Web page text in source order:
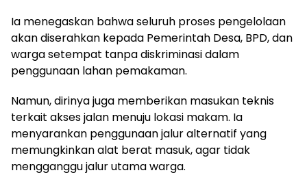
Ia menegaskan bahwa seluruh proses pengelolaan
akan diserahkan kepada Pemerintah Desa, BPD, dan
warga setempat tanpa diskriminasi dalam
penggunaan lahan pemakaman.
Namun, dirinya juga memberikan masukan teknis
terkait akses jalan menuju lokasi makam. Ia
menyarankan penggunaan jalur alternatif yang
memungkinkan alat berat masuk, agar tidak
mengganggu jalur utama warga.